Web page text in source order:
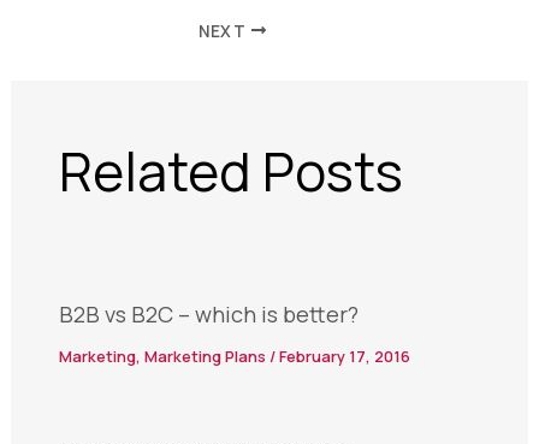
NEXT
Related Posts
B2B vs B2C – which is better?
Marketing, Marketing Plans /February 17, 2016